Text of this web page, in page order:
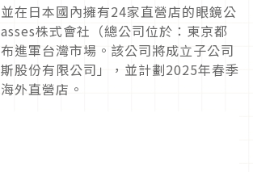
在日本國內擁有24家直營店的眼鏡公
株式會社（總公司位於：東京都
進軍台灣市場。該公司將成立子公司
斯股份有限公司」，並計劃2025年春季
外直營店。